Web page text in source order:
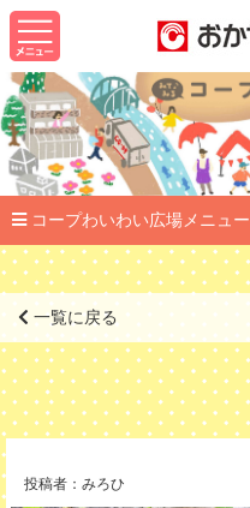
コープわいわい広場メニュー
一覧に戻る
投稿者： みろひ